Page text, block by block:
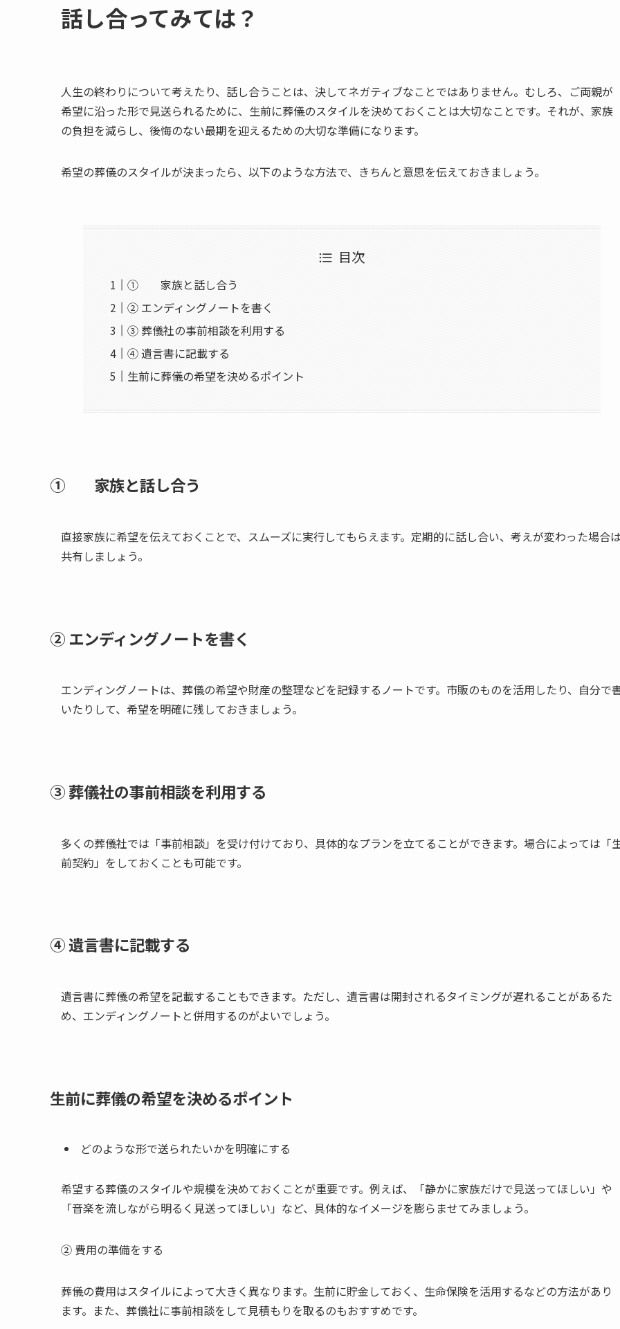
話し合ってみては？
人生の終わりについて考えたり、話し合うことは、決してネガティブなことではありません。むしろ、ご両親が
希望に沿った形で見送られるために、生前に葬儀のスタイルを決めておくことは大切なことです。それが、家族
の負担を減らし、後悔のない最期を迎えるための大切な準備になります。
希望の葬儀のスタイルが決まったら、以下のような方法で、きちんと意思を伝えておきましょう。
目次
① 家族と話し合う
② エンディングノートを書く
③ 葬儀社の事前相談を利用する
④ 遺言書に記載する
生前に葬儀の希望を決めるポイント
① 家族と​話し合う
直接家族に希望を伝えておくことで、スムーズに実行してもらえます。定期的に話し合い、考えが変わった場合
共有しましょう。
② エンディングノートを​書く
エンディングノートは、葬儀の希望や財産の整理などを記録するノートです。市販のものを活用したり、自分で
いたりして、希望を明確に残しておきましょう。
③ 葬儀社の​事前相談を​利用する
多くの葬儀社では「事前相談」を受け付けており、具体的なプランを立てることができます。場合によっては「
前契約」をしておくことも可能です。
④ 遺言書に​記載する
遺言書に葬儀の希望を記載することもできます。ただし、遺言書は開封されるタイミングが遅れることがあるた
め、エンディングノートと併用するのがよいでしょう。
生前に​葬儀の​希望を​決める​ポイント
どのような形で送られたいかを明確にする
希望する葬儀のスタイルや規模を決めておくことが重要です。例えば、「静かに家族だけで見送ってほしい」や
「音楽を流しながら明るく見送ってほしい」など、具体的なイメージを膨らませてみましょう。
② 費用の準備をする
葬儀の費用はスタイルによって大きく異なります。生前に貯金しておく、生命保険を活用するなどの方法があり
ます。また、葬儀社に事前相談をして見積もりを取るのもおすすめです。